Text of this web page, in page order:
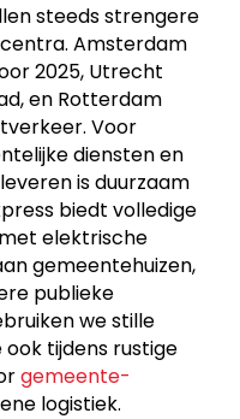
steeds strengere
Amsterdam
2025, Utrecht
en Rotterdam
Voor
diensten en
is duurzaam
biedt volledige
elektrische
gemeentehuizen,
publieke
we stille
tijdens rustige
gemeente-
logistiek.